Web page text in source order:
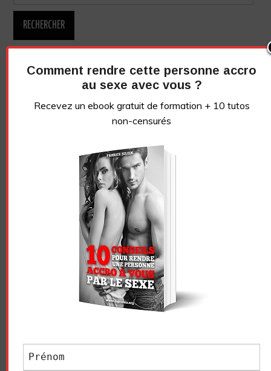
Comment rendre cette personne accro
au sexe avec vous ?
Recevez un ebook gratuit de formation + 10 tutos
non-censurés